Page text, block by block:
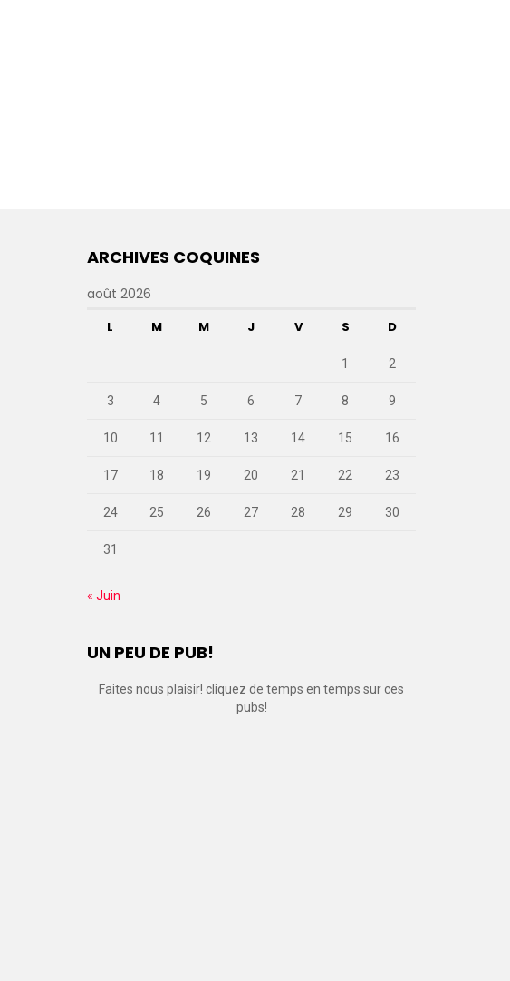
ARCHIVES COQUINES
août 2026
L M M J V S D
1 2
3 4 5 6 7 8 9
10 11 12 13 14 15 16
17 18 19 20 21 22 23
24 25 26 27 28 29 30
31
« Juin
UN PEU DE PUB!
Faites nous plaisir! cliquez de temps en temps sur ces
pubs!